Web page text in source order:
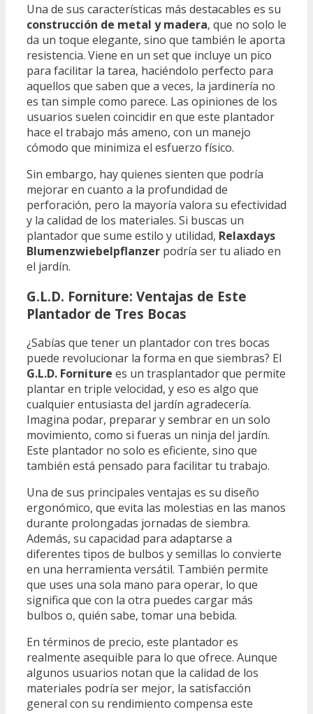
Una de sus características más destacables es su
construcción de metal y madera, que no solo le
da un toque elegante, sino que también le aporta
resistencia. Viene en un set que incluye un pico
para facilitar la tarea, haciéndolo perfecto para
aquellos que saben que a veces, la jardinería no
es tan simple como parece. Las opiniones de los
usuarios suelen coincidir en que este plantador
hace el trabajo más ameno, con un manejo
cómodo que minimiza el esfuerzo físico.
Sin embargo, hay quienes sienten que podría
mejorar en cuanto a la profundidad de
perforación, pero la mayoría valora su efectividad
y la calidad de los materiales. Si buscas un
plantador que sume estilo y utilidad, Relaxdays
Blumenzwiebelpflanzer podría ser tu aliado en
el jardín.
G.L.D. Forniture: Ventajas de Este
Plantador de Tres Bocas
¿Sabías que tener un plantador con tres bocas
puede revolucionar la forma en que siembras? El
G.L.D. Forniture es un trasplantador que permite
plantar en triple velocidad, y eso es algo que
cualquier entusiasta del jardín agradecería.
Imagina podar, preparar y sembrar en un solo
movimiento, como si fueras un ninja del jardín.
Este plantador no solo es eficiente, sino que
también está pensado para facilitar tu trabajo.
Una de sus principales ventajas es su diseño
ergonómico, que evita las molestias en las manos
durante prolongadas jornadas de siembra.
Además, su capacidad para adaptarse a
diferentes tipos de bulbos y semillas lo convierte
en una herramienta versátil. También permite
que uses una sola mano para operar, lo que
significa que con la otra puedes cargar más
bulbos o, quién sabe, tomar una bebida.
En términos de precio, este plantador es
realmente asequible para lo que ofrece. Aunque
algunos usuarios notan que la calidad de los
materiales podría ser mejor, la satisfacción
general con su rendimiento compensa este